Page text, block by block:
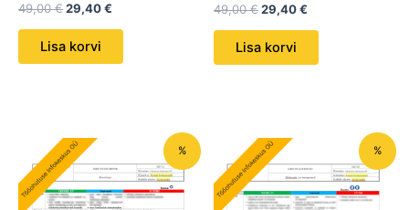
49,00€29,40€
Lisa korvi
49,00€29,40€
Lisa korvi
%
Algne
hind
oli:
49,00 €.
Praegune
29,40 €.
%
Algne
hind
oli:
49,00 €.
Praegune
on:
29,40 €.